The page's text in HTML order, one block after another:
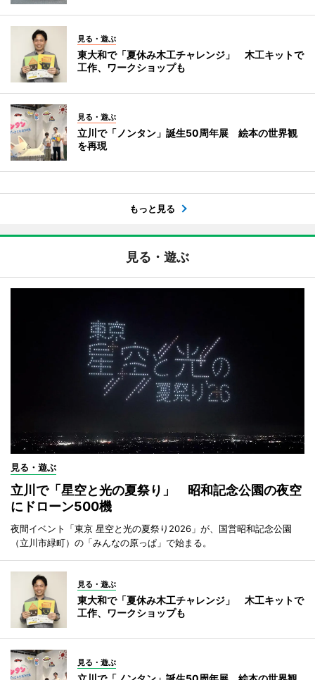
見る・遊ぶ
東大和で「夏休み木工チャレンジ」 木工キットで
工作、ワークショップも
見る・遊ぶ
立川で「ノンタン」誕生50周年展 絵本の世界観
を再現
もっと見る
見る・遊ぶ
見る・遊ぶ
立川で「星空と光の夏祭り」 昭和記念公園の夜空
にドローン500機
夜間イベント「東京 星空と光の夏祭り2026」が、国営昭和記念公園
（立川市緑町）の「みんなの原っぱ」で始まる。
見る・遊ぶ
東大和で「夏休み木工チャレンジ」 木工キットで
工作、ワークショップも
見る・遊ぶ